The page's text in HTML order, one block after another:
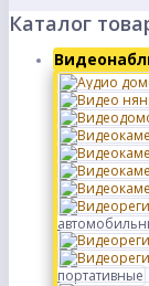
Каталог
портативные